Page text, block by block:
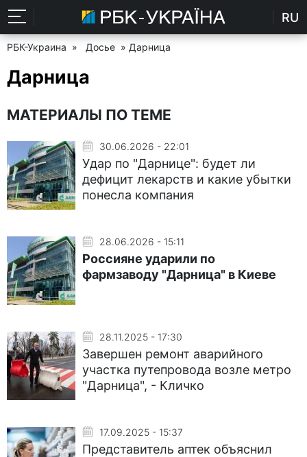
RU
РБК-Украина » Досье » Дарница
Дарница
МАТЕРИАЛЫ ПО ТЕМЕ
30.06.2026 - 22:01
Удар по "Дарнице": будет ли
дефицит лекарств и какие убытки
понесла компания
28.06.2026 - 15:11
Россияне ударили по
фармзаводу "Дарница" в Киеве
28.11.2025 - 17:30
Завершен ремонт аварийного
участка путепровода возле метро
"Дарница", - Кличко
17.09.2025 - 15:37
Представитель аптек объяснил